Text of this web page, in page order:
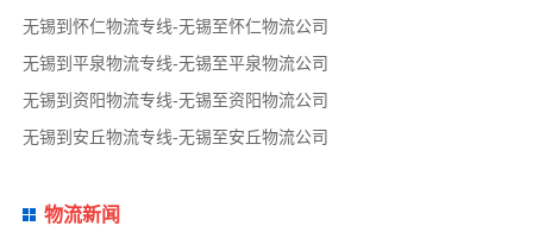
无锡到怀仁物流专线-无锡至怀仁物流公司
无锡到平泉物流专线-无锡至平泉物流公司
无锡到资阳物流专线-无锡至资阳物流公司
无锡到安丘物流专线-无锡至安丘物流公司
物流新闻